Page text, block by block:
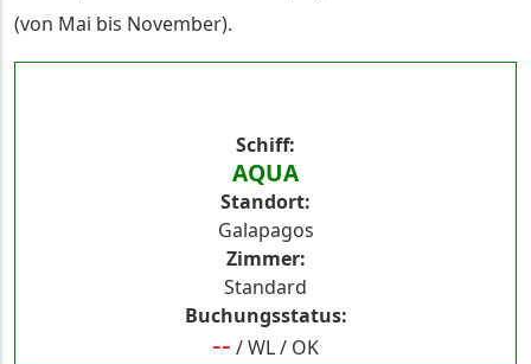
(von Mai bis November).
Schiff
AQUA
Standort
Galapagos
Zimmer
Standard
Buchungsstatus
-- /WL/ OK